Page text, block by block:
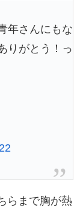
年さんにもな
りがとう！っ
らまで胸が熱